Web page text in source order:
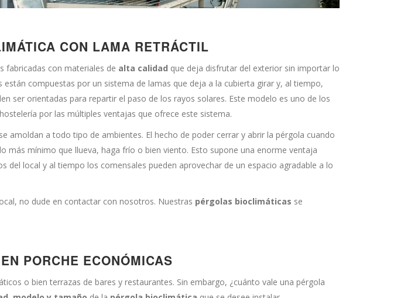
CON LAMA RETRÁCTIL
fabricadas con materiales de alta calidad que deja disfrutar del exterior sin importar lo
compuestas por un sistema de lamas que deja a la cubierta girar y, al tiempo,
ser orientadas para repartir el paso de los rayos solares. Este modelo es uno de los
por las múltiples ventajas que ofrece este sistema.
amoldan a todo tipo de ambientes. El hecho de poder cerrar y abrir la pérgola cuando
mínimo que llueva, haga frío o bien viento. Esto supone una enorme ventaja
local y al tiempo los comensales pueden aprovechar de un espacio agradable a lo
no dude en contactar con nosotros. Nuestras pérgolas bioclimáticas se
PORCHE ECONÓMICAS
o bien terrazas de bares y restaurantes. Sin embargo, ¿cuánto vale una pérgola